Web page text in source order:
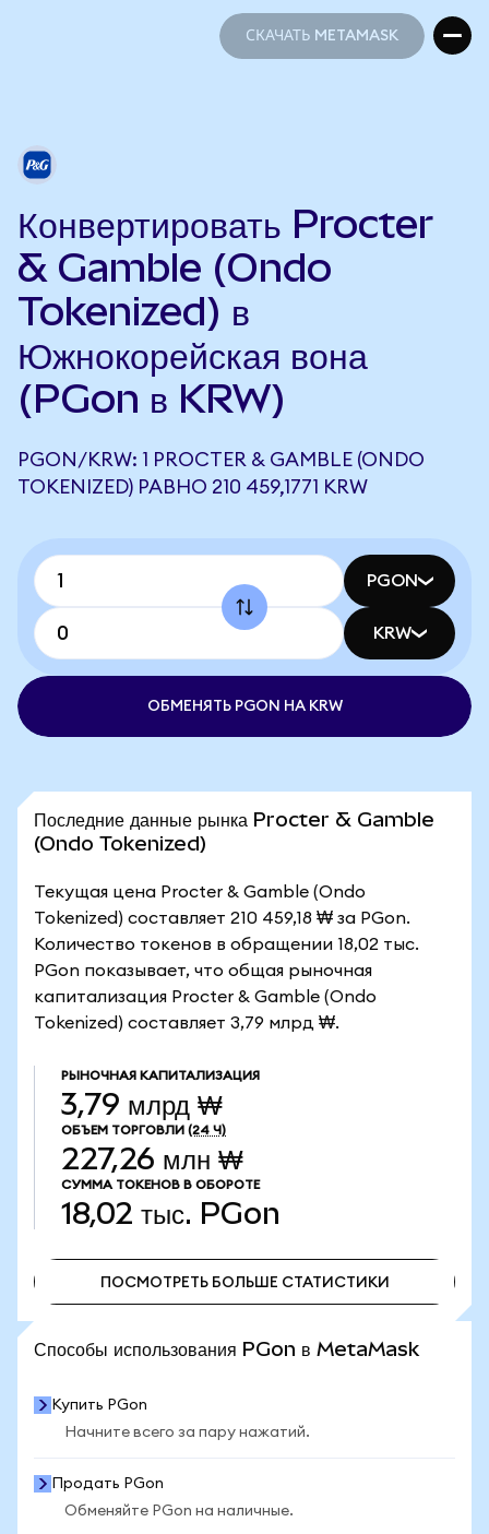
СКАЧАТЬ METAMASK
Конвертировать Procter
& Gamble (Ondo
Tokenized) в
Южнокорейская вона
(PGon в KRW)
PGON/KRW: 1 PROCTER & GAMBLE (ONDO
TOKENIZED) РАВНО 210 459,1771 KRW
PGON
KRW
ОБМЕНЯТЬ PGON НА KRW
Последние данные рынка Procter & Gamble
(Ondo Tokenized)
Текущая цена Procter & Gamble (Ondo
Tokenized) составляет 210 459,18 ₩ за PGon.
Количество токенов в обращении 18,02 тыс.
PGon показывает, что общая рыночная
капитализация Procter & Gamble (Ondo
Tokenized) составляет 3,79 млрд ₩.
РЫНОЧНАЯ КАПИТАЛИЗАЦИЯ
3,79 млрд ₩
ОБЪЕМ ТОРГОВЛИ (24 Ч)
227,26 млн ₩
СУММА ТОКЕНОВ В ОБОРОТЕ
18,02 тыс. PGon
ПОСМОТРЕТЬ БОЛЬШЕ СТАТИСТИКИ
Способы использования PGon в MetaMask
Купить PGon
Начните всего за пару нажатий.
Продать PGon
Обменяйте PGon на наличные.